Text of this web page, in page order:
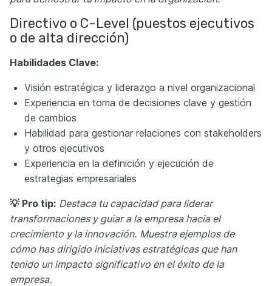
Directivo o C-Level (puestos ejecutivos
o de alta dirección)
Habilidades Clave:
Visión estratégica y liderazgo a nivel organizacional
Experiencia en toma de decisiones clave y gestión
de cambios
Habilidad para gestionar relaciones con stakeholders
y otros ejecutivos
Experiencia en la definición y ejecución de
estrategias empresariales
💡 Pro tip: Destaca tu capacidad para liderar
transformaciones y guiar a la empresa hacia el
crecimiento y la innovación. Muestra ejemplos de
cómo has dirigido iniciativas estratégicas que han
tenido un impacto significativo en el éxito de la
empresa.